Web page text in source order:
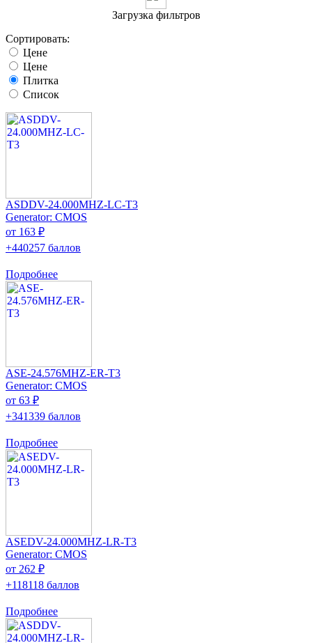
Загрузка фильтров
Сортировать:
Цене
Цене
Плитка
Список
ASDDV-24.000MHZ-LC-T3
Generator: CMOS
от 163 ₽
+440257 баллов
Подробнее
ASE-24.576MHZ-ER-T3
Generator: CMOS
от 63 ₽
+341339 баллов
Подробнее
ASEDV-24.000MHZ-LR-T3
Generator: CMOS
от 262 ₽
+118118 баллов
Подробнее